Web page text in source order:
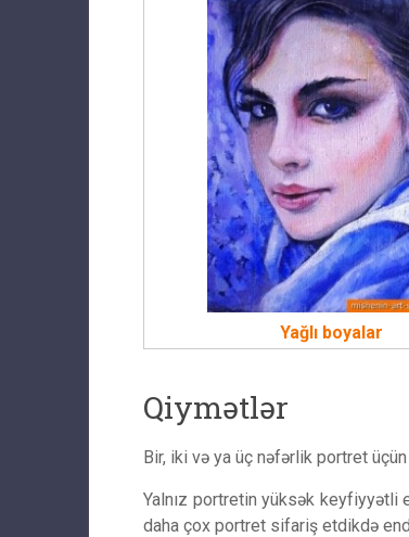
Yağlı boyalar
Qiymətlər
Bir, iki və ya üç nəfərlik portret
Yalnız portretin yüksək keyfiyyətli
daha çox portret sifariş etdikdə